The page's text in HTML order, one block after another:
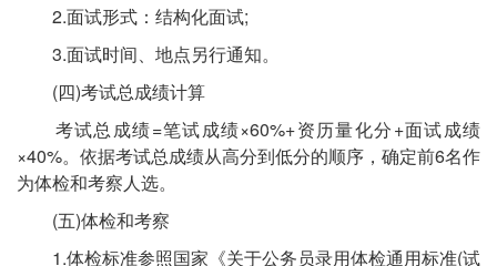
2.面试形式：结构化面试;
3.面试时间、地点另行通知。
(四)考试总成绩计算
考试总成绩=笔试成绩×60%+资历量化分+面试成绩
×40%。依据考试总成绩从高分到低分的顺序，确定前6名作
为体检和考察人选。
(五)体检和考察
1.体检标准参照国家《关于公务员录用体检通用标准(试